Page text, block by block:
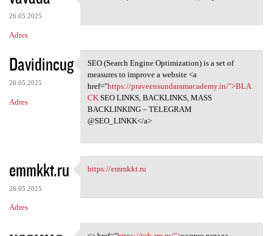
26.05.2025
Adres
<a href="https://tub-rm.ru/"
Davidincug
26.05.2025
Adres
SEO (Search Engine
SEO (Search Engine Optimization) is a set of
measures to improve a website <a
href="https://praveensundaramacademy.in/">BLA
CKSEO LINKS, BACKLINKS, MASS
BACKLINKING – TELEGRAM
@SEO_LINKK</a>
emmkkt.ru
26.05.2025
Adres
https://emmkkt.ru
https://emmkkt.ru